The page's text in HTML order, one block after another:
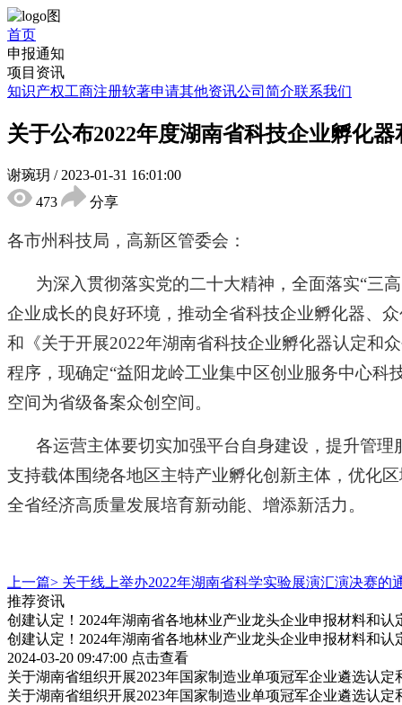
首页
申报通知
项目资讯
知识产权工商注册软著申请其他资讯公司简介联系我们
关于公布2022年度湖南省科技企业孵化
谢琬玥 / 2023-01-31 16:01:00
473
分享
各市州科技局，高新区管委会：
为深入贯彻落实党的二十大精神，全面落实“三
企业成长的良好环境，推动全省科技企业孵化器、
和《关于开展2022年湖南省科技企业孵化器认定和
程序，现确定“益阳龙岭工业集中区创业服务中心科
空间为省级备案众创空间。
各运营主体要切实加强平台自身建设，提升管
支持载体围绕各地区主特产业孵化创新主体，优化
全省经济高质量发展培育新动能、增添新活力。
上一篇> 关于线上举办2022年湖南省科学实验展演汇演决赛的
推荐资讯
创建认定！2024年湖南省各地林业产业龙头企业申报材料和认
创建认定！2024年湖南省各地林业产业龙头企业申报材料和认
2024-03-20 09:47:00 点击查看
关于湖南省组织开展2023年国家制造业单项冠军企业遴选认定
关于湖南省组织开展2023年国家制造业单项冠军企业遴选认定